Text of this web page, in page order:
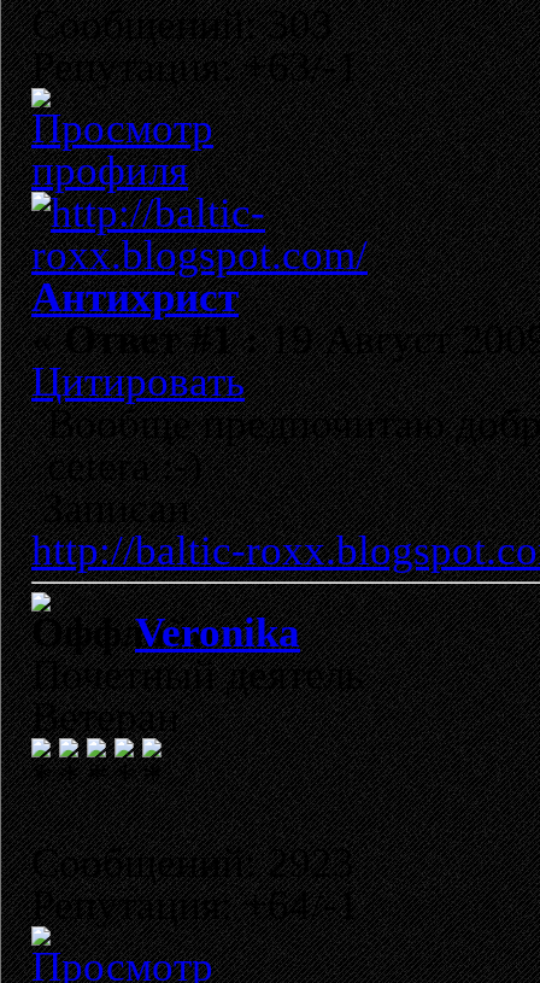
Сообщений: 303
Репутация: +63/-1
Антихрист
«Ответ #1 :19 Август
Цитировать
Вообще предпочитаю
cetera :-)
Записан
http://baltic-
Veronika
Почетный деятель
Ветеран
Сообщений: 2923
Репутация: +64/-1